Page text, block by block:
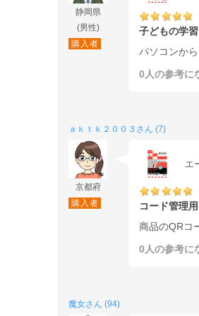
静岡県
(男性)
購入者
子どもの学
パソコンか
0人の参考に
ａｋｔｋ２００３さん (7)
京都府
購入者
エ
コード管理用
商品のQRコ
0人の参考に
魔女さん (94)